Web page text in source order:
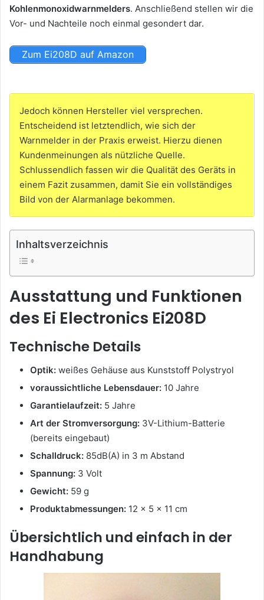
Kohlenmonoxidwarnmelders. Anschließend stellen wir die
Vor- und Nachteile noch einmal gesondert dar.
Zum Ei208D auf Amazon
Jedoch können Hersteller viel versprechen.
Entscheidend ist letztendlich, wie sich der
Warnmelder in der Praxis erweist. Hierzu dienen
Kundenmeinungen als nützliche Quelle.
Schlussendlich fassen wir die Qualität des Geräts in
einem Fazit zusammen, damit Sie ein vollständiges
Bild von der Alarmanlage bekommen.
Inhaltsverzeichnis
Ausstattung und Funktionen
des Ei Electronics Ei208D
Technische Details
Optik: weißes Gehäuse aus Kunststoff Polystryol
voraussichtliche Lebensdauer: 10 Jahre
Garantielaufzeit: 5 Jahre
Art der Stromversorgung: 3V-Lithium-Batterie
(bereits eingebaut)
Schalldruck: 85dB(A) in 3 m Abstand
Spannung: 3 Volt
Gewicht: 59 g
Produktabmessungen: 12 x 5 x 11 cm
Übersichtlich und einfach in der
Handhabung